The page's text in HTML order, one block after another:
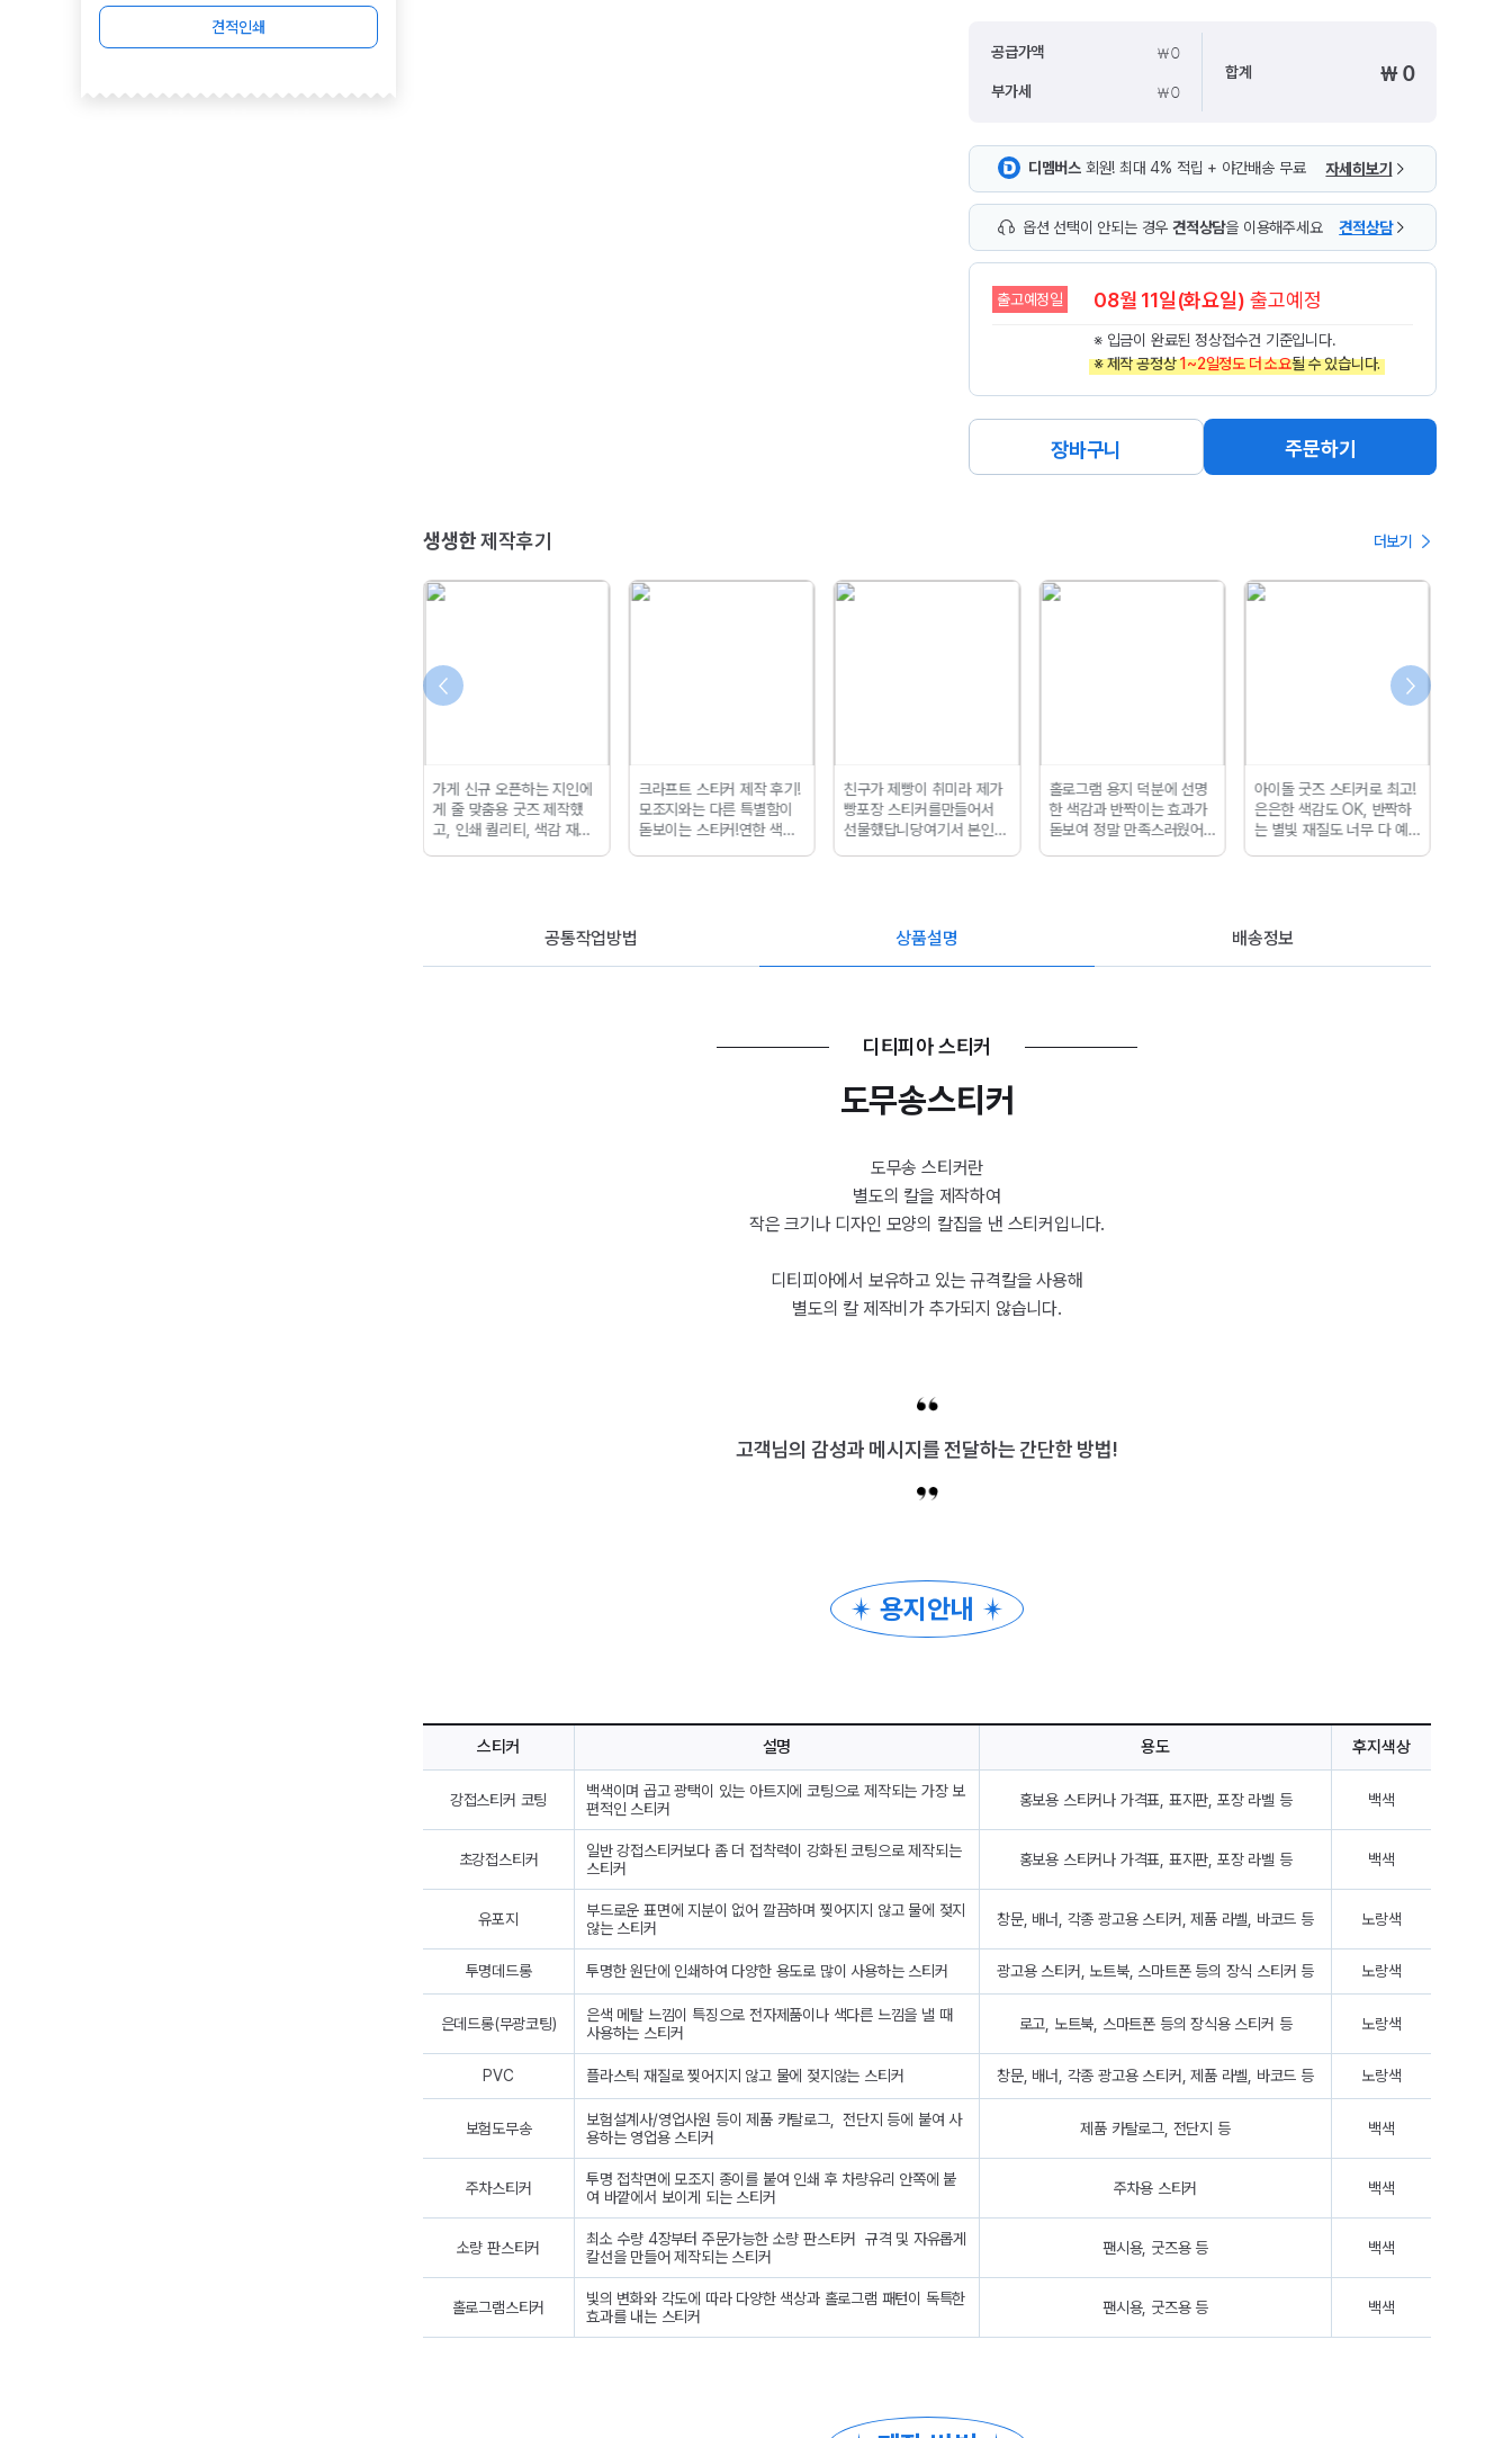
견적인쇄
공급가액 ₩ 0
부가세 ₩ 0
합계 ₩ 0
디멤버스 회원! 최대 4% 적립 + 야간배송 무료 자세히보기
옵션 선택이 안되는 경우 견적상담을 이용해주세요 견적상담
출고예정일 08월 11일(화요일) 출고예정
※ 입금이 완료된 정상접수건 기준입니다.
※ 제작 공정상1~2일정도 더 소요될 수 있습니다.
장바구니 주문하기
생생한제작후기 더보기
가게 신규 오픈하는 지인에
게 줄 맞춤용 굿즈 제작했
고, 인쇄 퀄리티, 색감 재현
크라프트 스티커 제작 후기!
모조지와는 다른 특별함이
돋보이는 스티커!연한 색상,
친구가 제빵이 취미라 제가
빵포장 스티커를만들어서
선물했답니당여기서 본인이
홀로그램 용지 덕분에 선명
한 색감과 반짝이는 효과가
돋보여 정말 만족스러웠어
아이돌 굿즈 스티커로 최고!
은은한 색감도 OK, 반짝하
는 별빛 재질도 너무 다 예
공통작업방법 상품설명 배송정보
디티피아 스티커
도무송스티커
도무송 스티커란
별도의 칼을 제작하여
작은 크기나 디자인 모양의 칼집을 낸 스티커입니다.
디티피아에서 보유하고 있는 규격칼을 사용해
별도의 칼 제작비가 추가되지 않습니다.
고객님의 감성과 메시지를 전달하는 간단한 방법!
용지안내
스티커 설명 용도 후지색상
강접스티커 코팅
백색이며 곱고 광택이 있는 아트지에 코팅으로 제작되는 가장 보
편적인 스티커
홍보용 스티커나 가격표, 표지판, 포장 라벨 등 백색
초강접스티커
일반 강접스티커보다 좀 더 접착력이 강화된 코팅으로 제작되는
스티커
홍보용 스티커나 가격표, 표지판, 포장 라벨 등 백색
유포지
부드로운 표면에 지분이 없어 깔끔하며 찢어지지 않고 물에 젖지
않는 스티커
창문, 배너, 각종 광고용 스티커, 제품 라벨, 바코드 등 노랑색
투명데드롱 투명한 원단에 인쇄하여 다양한 용도로 많이 사용하는 스티커 광고용 스티커, 노트북, 스마트폰 등의 장식 스티커 등 노랑색
은데드롱(무광코팅)
은색 메탈 느낌이 특징으로 전자제품이나 색다른 느낌을 낼 때
사용하는 스티커
로고, 노트북, 스마트폰 등의 장식용 스티커 등 노랑색
PVC 플라스틱 재질로 찢어지지 않고 물에 젖지않는 스티커 창문, 배너, 각종 광고용 스티커, 제품 라벨, 바코드 등 노랑색
보험도무송
보험설계사/영업사원 등이 제품 카탈로그, 전단지 등에 붙여 사
용하는 영업용 스티커
제품 카탈로그, 전단지 등 백색
주차스티커
투명 접착면에 모조지 종이를 붙여 인쇄 후 차량유리 안쪽에 붙
여 바깥에서 보이게 되는 스티커
주차용 스티커 백색
소량 판스티커
최소 수량 4장부터 주문가능한 소량 판스티커 규격 및 자유롭게
칼선을 만들어 제작되는 스티커
팬시용, 굿즈용 등 백색
홀로그램스티커
빛의 변화와 각도에 따라 다양한 색상과 홀로그램 패턴이 독특한
효과를 내는 스티커
팬시용, 굿즈용 등 백색